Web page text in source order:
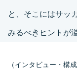
と、そこにはサッ
みるべきヒントが
（インタビュー・構